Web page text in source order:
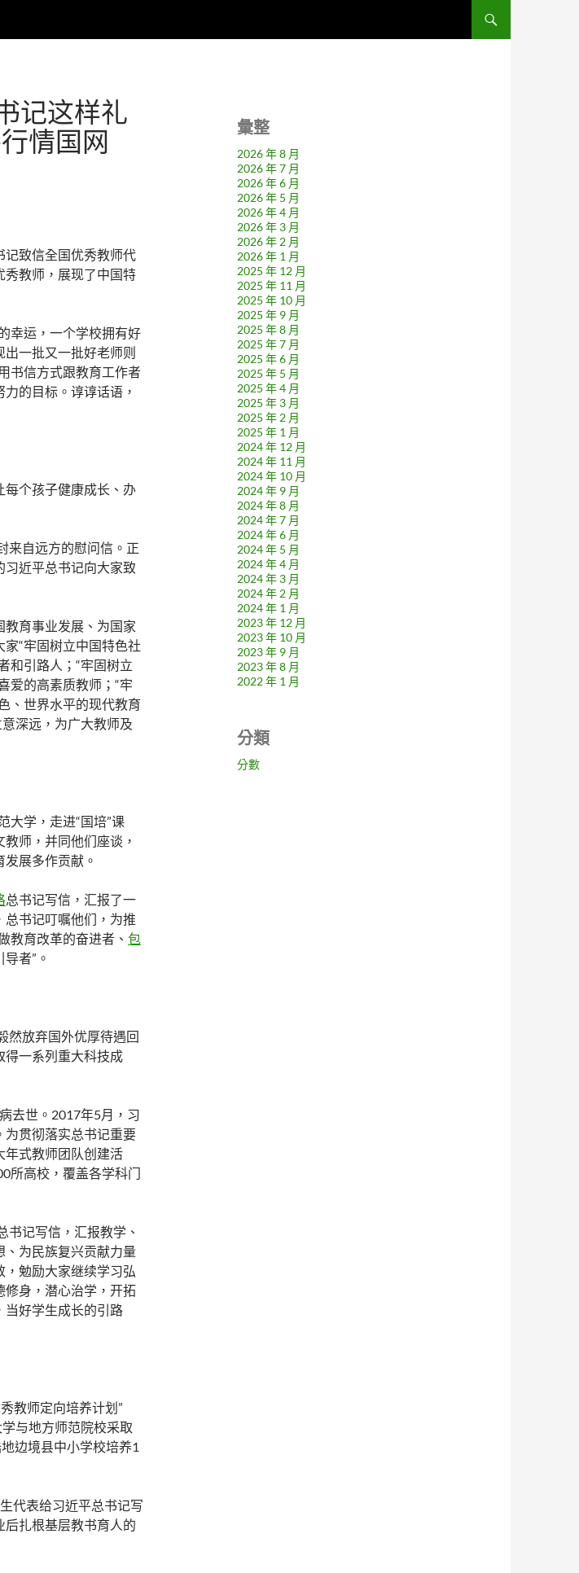
记这样礼
情国网
记致信全国优秀教师代
秀教师，展现了中国特
幸运，一个学校拥有好
一批又一批好老师则
书信方式跟教育工作者
的目标。谆谆话语，
每个孩子健康成长、办
来自远方的慰问信。正
习近平总书记向大家致
育事业发展、为国家
“牢固树立中国特色社
和引路人；“牢固树立
爱的高素质教师；“牢
、世界水平的现代教育
深远，为广大教师及
大学，走进“国培”课
师，并同他们座谈，
展多作贡献。
总书记写信，汇报了一
书记叮嘱他们，为推
教育改革的奋进者、 包
者”。
然放弃国外优厚待遇回
得一系列重大科技成
去世。2017年5月，习
为贯彻落实总书记重要
年式教师团队创建活
所高校，覆盖各学科门
书记写信，汇报教学、
为民族复兴贡献力量
勉励大家继续学习弘
修身，潜心治学，开拓
当好学生成长的引路
教师定向培养计划”
学与地方师范院校采取
边境县中小学校培养1
代表给习近平总书记写
扎根基层教书育人的
彙整
2026 年 8 月
2026 年 7 月
2026 年 6 月
2026 年 5 月
2026 年 4 月
2026 年 3 月
2026 年 2 月
2026 年 1 月
2025 年 12 月
2025 年 11 月
2025 年 10 月
2025 年 9 月
2025 年 8 月
2025 年 7 月
2025 年 6 月
2025 年 5 月
2025 年 4 月
2025 年 3 月
2025 年 2 月
2025 年 1 月
2024 年 12 月
2024 年 11 月
2024 年 10 月
2024 年 9 月
2024 年 8 月
2024 年 7 月
2024 年 6 月
2024 年 5 月
2024 年 4 月
2024 年 3 月
2024 年 2 月
2024 年 1 月
2023 年 12 月
2023 年 10 月
2023 年 9 月
2023 年 8 月
2022 年 1 月
分類
分數